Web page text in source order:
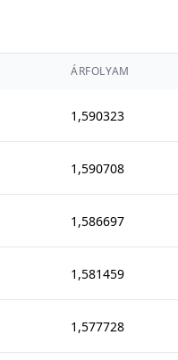
ÁRFOLYAM
1,590323
1,590708
1,586697
1,581459
1,577728